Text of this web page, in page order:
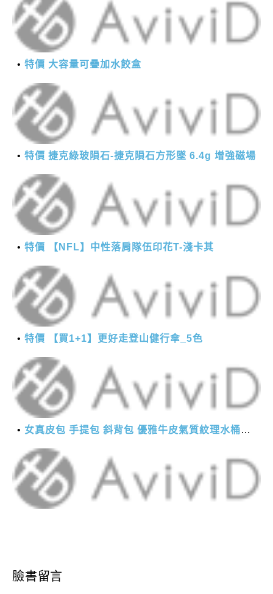
特價 大容量可疊加水餃盒
特價 捷克綠玻隕石-捷克隕石方形墜 6.4g 增強磁場
特價 【NFL】中性落肩隊伍印花T-淺卡其
特價 【買1+1】更好走登山健行傘_5色
女真皮包 手提包 斜背包 優雅牛皮氣質紋理水桶包(2色)【XBO7950112】＊艾美時尚(現+預)
臉書留言